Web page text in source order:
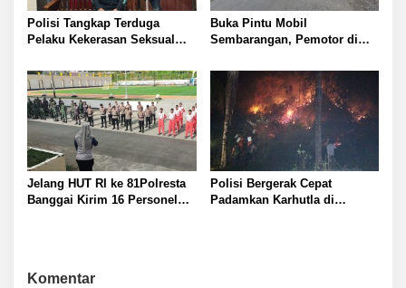
Polisi Tangkap Terduga
Pelaku Kekerasan Seksual
Luwuk
Buka Pintu Mobil
Sembarangan, Pemotor di
Lakukan Olah TKP
Jelang HUT RI ke 81Polresta
Banggai Kirim 16 Personel
Polisi Bergerak Cepat
Padamkan Karhutla di
Komentar